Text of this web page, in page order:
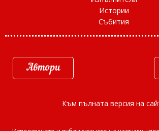
Истории
Събития
Автори
Към пълната версия на